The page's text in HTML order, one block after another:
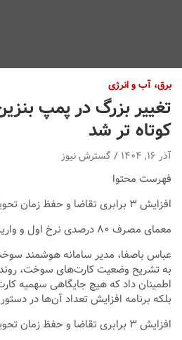
برق، آب و انرژی
تغییر بزرگ در پمپ
کوتاه تر شد
آذر ۱۶, ۱۴۰۴ گسترش نیوز
فهرست محتوا
افزایش ۳ برابری تقاضا و حفظ زمان تحویل زیر ۱۰ روز
معمای مصرف ۸۰ درصدی نرخ اول و واریز سهمیه تاکسی‌های اینترنتی
عباس باصفا، مدیر سامانه هوشمند
به تشریح وضعیت کارت‌های سوخت،
اطمینان داد که هیچ جایگاهی سهمیه
بلکه برنامه افزایش تعداد آن‌ها در
افزایش ۳ برابری تقاضا و حفظ زمان تحویل زیر ۱۰ روز